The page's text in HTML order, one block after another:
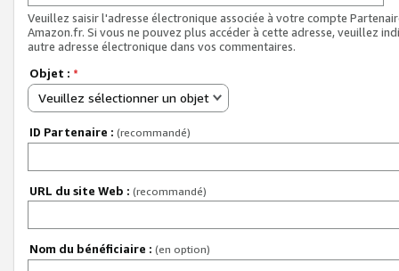
Veuillez saisir l'adresse électronique associée à votre compte
Amazon.fr. Si vous ne pouvez plus accéder à cette adresse, veuillez
autre adresse électronique dans vos commentaires.
Objet : *
Veuillez sélectionner un objet
ID Partenaire : (recommandé)
URL du site Web : (recommandé)
Nom du bénéficiaire : (en option)